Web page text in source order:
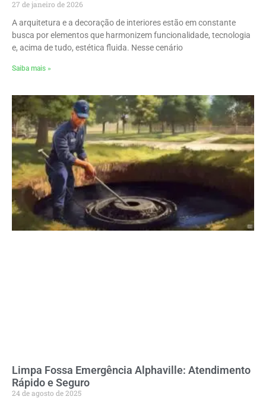
27 de janeiro de 2026
A arquitetura e a decoração de interiores estão em constante
busca por elementos que harmonizem funcionalidade, tecnologia
e, acima de tudo, estética fluida. Nesse cenário
Saiba mais »
Limpa Fossa Emergência Alphaville: Atendimento
Rápido e Seguro
24 de agosto de 2025